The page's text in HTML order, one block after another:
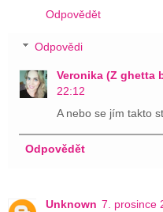
Odpovědět
Odpovědi
Veronika (Z ghetta
22:12
A nebo se jím takto
Odpovědět
Unknown 7. prosince